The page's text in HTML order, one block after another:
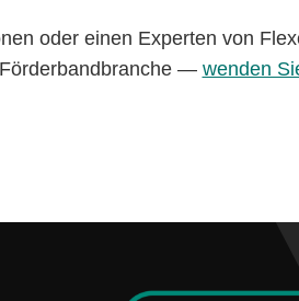
oder einen Experten von
— wenden